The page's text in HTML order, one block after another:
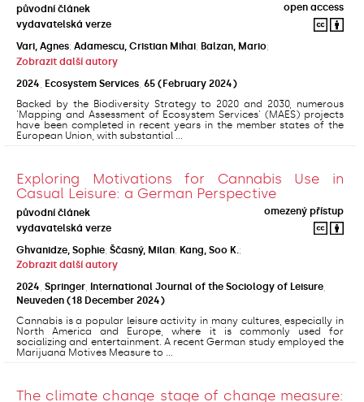
původní článek
open access
vydavatelská verze
Vari, Agnes; Adamescu, Cristian Mihai; Balzan, Mario;
Zobrazit další autory
2024 Ecosystem Services 65 (February 2024)
Backed by the Biodiversity Strategy to 2020 and 2030, numerous
'Mapping and Assessment of Ecosystem Services' (MAES) projects
have been completed in recent years in the member states of the
European Union, with substantial ...
Exploring Motivations for Cannabis Use in
Casual Leisure: a German Perspective
původní článek
omezený přístup
vydavatelská verze
Ghvanidze, Sophie; Ščasný, Milan; Kang, Soo K. ;
Zobrazit další autory
2024 Springer International Journal of the Sociology of Leisure
Neuveden (18 December 2024)
Cannabis is a popular leisure activity in many cultures, especially in
North America and Europe, where it is commonly used for
socializing and entertainment. A recent German study employed the
Marijuana Motives Measure to ...
The climate change stage of change measure: